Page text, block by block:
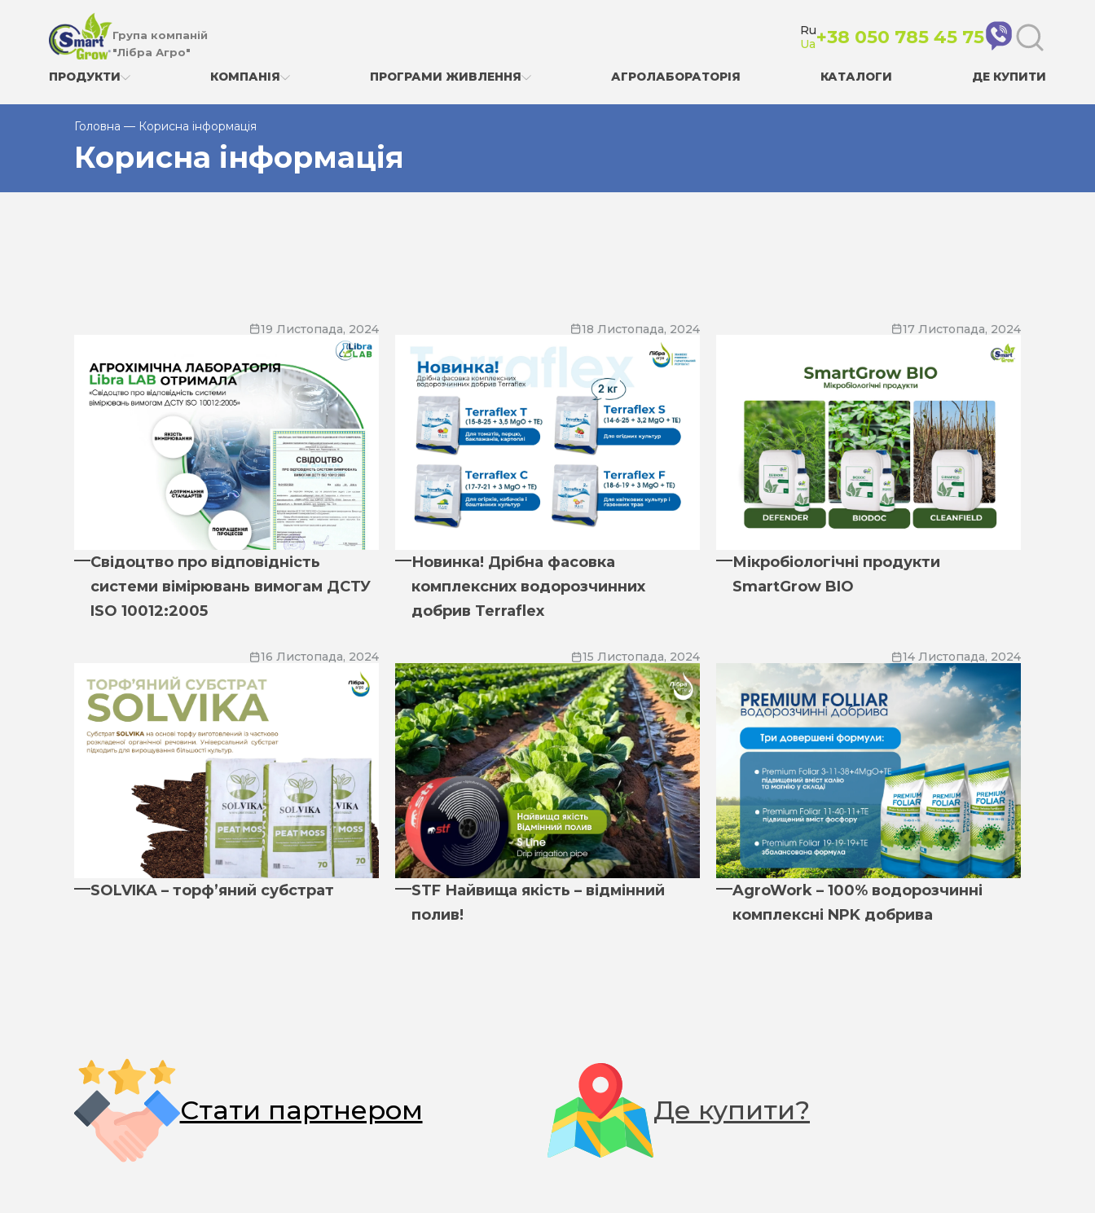
Група компаній
"Лібра Агро"
ПРОДУКТИ КОМПАНІЯ ПРОГРАМИ ЖИВЛЕННЯ АГРОЛАБОРАТОРІЯ КАТАЛОГИ ДЕ КУПИТИ
Ru
Ua+38 050 785 45 75
Головна — Корисна інформація
Корисна інформація
19 Листопада, 2024
Свідоцтво про відповідність
системи вімірювань вимогам ДСТУ
ISO 10012:2005
18 Листопада, 2024
Новинка! Дрібна фасовка
комплексних водорозчинних
добрив Terraflex
17 Листопада, 2024
Мікробіологічні продукти
SmartGrow BIO
16 Листопада, 2024
SOLVIKA – торф’яний субстрат
15 Листопада, 2024
STF Найвища якість – відмінний
полив!
14 Листопада, 2024
AgroWork – 100% водорозчинні
комплексні NPK добрива
Стати партнером Де купити?